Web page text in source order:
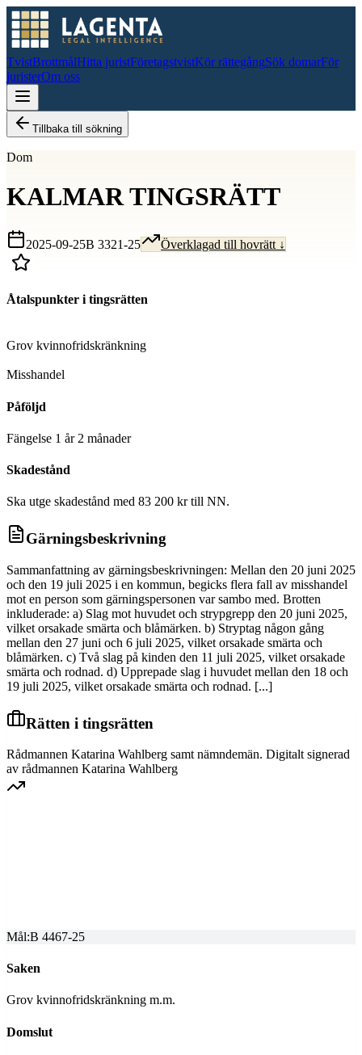
TvistBrottmålHitta juristFöretagstvistKör rättegångSök domarFör
juristerOm oss
Tillbaka till sökning
Dom
KALMAR TINGSRÄTT
2025-09-25B 3321-25 Överklagad till hovrätt ↓
Åtalspunkter i tingsrätten
Grov kvinnofridskränkning
Misshandel
Påföljd
Fängelse 1 år 2 månader
Skadestånd
Ska utge skadestånd med 83 200 kr till NN.
Gärningsbeskrivning
Sammanfattning av gärningsbeskrivningen: Mellan den 20 juni 2025
och den 19 juli 2025 i en kommun, begicks flera fall av misshandel
mot en person som gärningspersonen var sambo med. Brotten
inkluderade: a) Slag mot huvudet och strypgrepp den 20 juni 2025,
vilket orsakade smärta och blåmärken. b) Stryptag någon gång
mellan den 27 juni och 6 juli 2025, vilket orsakade smärta och
blåmärken. c) Två slag på kinden den 11 juli 2025, vilket orsakade
smärta och rodnad. d) Upprepade slag i huvudet mellan den 18 och
19 juli 2025, vilket orsakade smärta och rodnad. [...]
Rätten i tingsrätten
Rådmannen Katarina Wahlberg samt nämndemän. Digitalt signerad
av rådmannen Katarina Wahlberg
Mål:B 4467-25
Saken
Grov kvinnofridskränkning m.m.
Domslut